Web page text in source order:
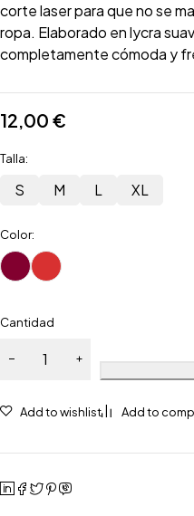
corte laser para que no se
ropa. Elaborado en lycra
completamente cómoda y
12,00 €
Talla:
S M L XL
Color:
Cantidad
Add to wishlist Add to